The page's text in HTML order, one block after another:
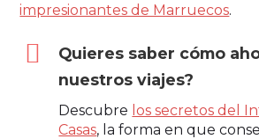
impresionantes de Marruecos.
Quieres saber cómo
nuestros viajes?
Descubre los secretos del
Casas, la forma en que